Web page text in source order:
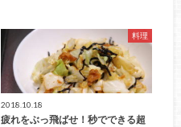
料理
2018.10.18
疲れをぶっ飛ばせ！秒でできる超